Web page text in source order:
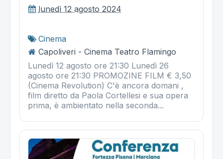
lunedì 12 agosto 2024
Cinema
Capoliveri - Cinema Teatro Flamingo
Lunedì 12 agosto ore 21:30 Lunedì 26
agosto ore 21:30 PROMOZINE FILM € 3,50
(Cinema Revolution) C'è ancora domani ,
film diretto da Paola Cortellesi e sua opera
prima, è ambientato nella seconda...